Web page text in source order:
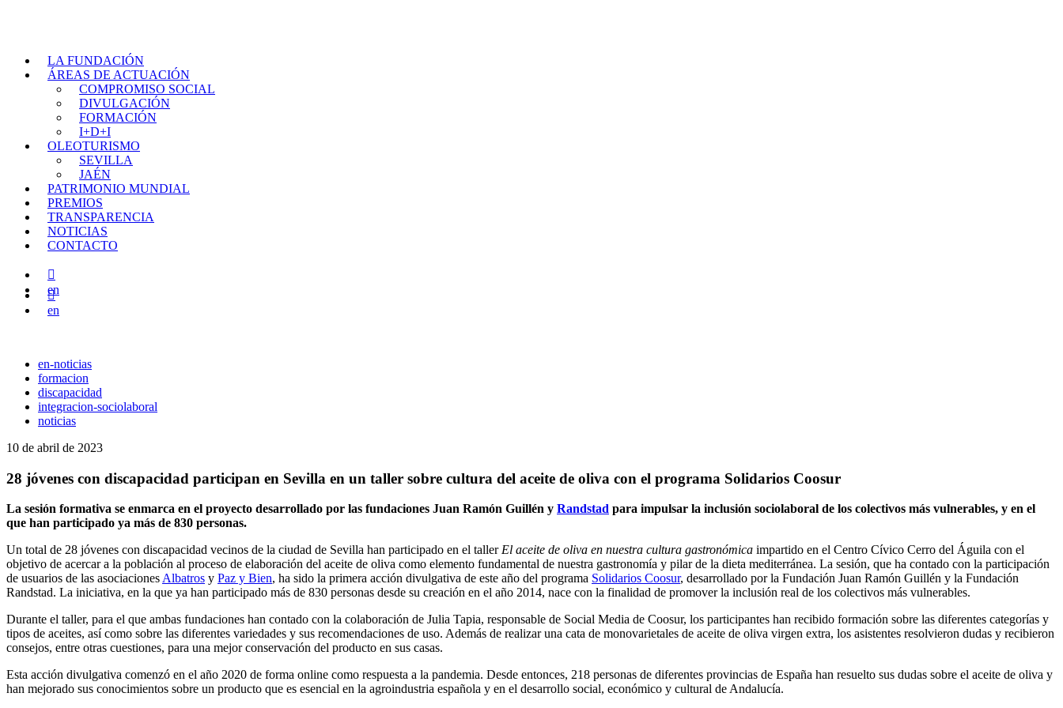
LA FUNDACIÓN
ÁREAS DE ACTUACIÓN
COMPROMISO SOCIAL
DIVULGACIÓN
FORMACIÓN
I+D+I
OLEOTURISMO
SEVILLA
JAÉN
PATRIMONIO MUNDIAL
PREMIOS
TRANSPARENCIA
NOTICIAS
CONTACTO

en

en
en-noticias
formacion
discapacidad
integracion-sociolaboral
noticias
10 de abril de 2023
28 jóvenes con discapacidad participan en Sevilla en un taller sobre cultura del aceite de oliva con el programa Solidarios Coosur
La sesión formativa se enmarca en el proyecto desarrollado por las fundaciones Juan Ramón Guillén y Randstad para impulsar la inclusión sociolaboral de los colectivos más vulnerables, y en el
que han participado ya más de 830 personas.
Un total de 28 jóvenes con discapacidad vecinos de la ciudad de Sevilla han participado en el tallerEl aceite de oliva en nuestra cultura gastronómica impartido en el Centro Cívico Cerro del Águila con el
objetivo de acercar a la población al proceso de elaboración del aceite de oliva como elemento fundamental de nuestra gastronomía y pilar de la dieta mediterránea. La sesión, que ha contado con la participación
de usuarios de las asociacionesAlbatros y Paz y Bien, ha sido la primera acción divulgativa de este año del programa Solidarios Coosur, desarrollado por la Fundación Juan Ramón Guillén y la Fundación
Randstad. La iniciativa, en la que ya han participado más de 830 personas desde su creación en el año 2014, nace con la finalidad de promover la inclusión real de los colectivos más vulnerables.
Durante el taller, para el que ambas fundaciones han contado con la colaboración de Julia Tapia, responsable de Social Media de Coosur, los participantes han recibido formación sobre las diferentes categorías y
tipos de aceites, así como sobre las diferentes variedades y sus recomendaciones de uso. Además de realizar una cata de monovarietales de aceite de oliva virgen extra, los asistentes resolvieron dudas y recibieron
consejos, entre otras cuestiones, para una mejor conservación del producto en sus casas.
Esta acción divulgativa comenzó en el año 2020 de forma online como respuesta a la pandemia. Desde entonces, 218 personas de diferentes provincias de España han resuelto sus dudas sobre el aceite de oliva y
han mejorado sus conocimientos sobre un producto que es esencial en la agroindustria española y en el desarrollo social, económico y cultural de Andalucía.